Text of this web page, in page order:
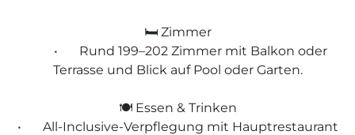
🛏️ Zimmer
•
Rund 199–202 Zimmer mit Balkon oder
Terrasse und Blick auf Pool oder Garten.
🍽️ Essen & Trinken
•
All-Inclusive-Verpflegung mit Hauptrestaurant